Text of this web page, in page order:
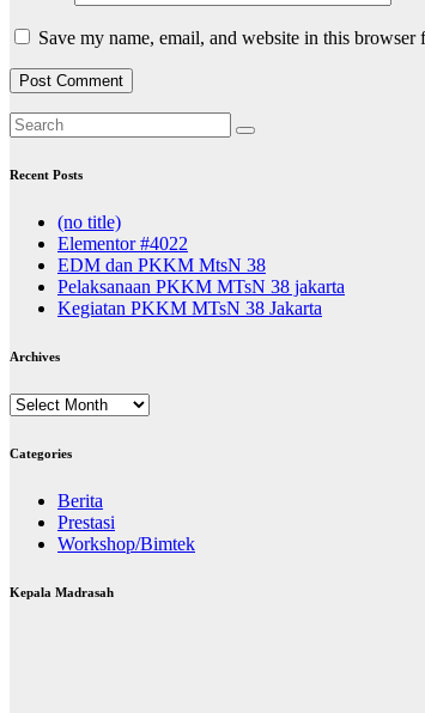
Save my name, email, and website in this
Recent Posts
(no title)
Elementor #4022
EDM dan PKKM MtsN 38
Pelaksanaan PKKM MTsN 38 jakarta
Kegiatan PKKM MTsN 38 Jakarta
Archives
Archives
Categories
Berita
Prestasi
Workshop/Bimtek
Kepala Madrasah